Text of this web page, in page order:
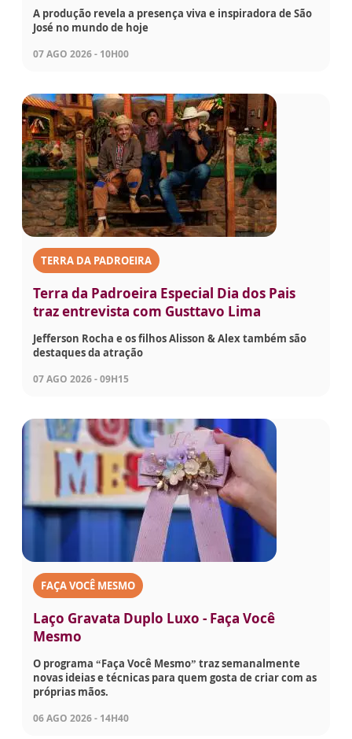
A produção revela a presença viva e inspiradora de São
José no mundo de hoje
07 AGO 2026 - 10H00
TERRA DA PADROEIRA
Terra da Padroeira Especial Dia dos Pais
traz entrevista com Gusttavo Lima
Jefferson Rocha e os filhos Alisson & Alex também são
destaques da atração
07 AGO 2026 - 09H15
FAÇA VOCÊ MESMO
Laço Gravata Duplo Luxo - Faça Você
Mesmo
O programa “Faça Você Mesmo” traz semanalmente
novas ideias e técnicas para quem gosta de criar com as
próprias mãos.
06 AGO 2026 - 14H40